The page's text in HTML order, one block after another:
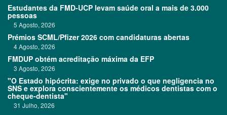
Estudantes da FMD-UCP levam saúde oral a mais de 3.000
pessoas
5 Agosto, 2026
Prémios SCML/Pfizer 2026 com candidaturas abertas
4 Agosto, 2026
FMDUP obtém acreditação máxima da EFP
3 Agosto, 2026
"O Estado hipócrita: exige no privado o que negligencia no
SNS e explora conscientemente os médicos dentistas com o
cheque-dentista"
31 Julho, 2026